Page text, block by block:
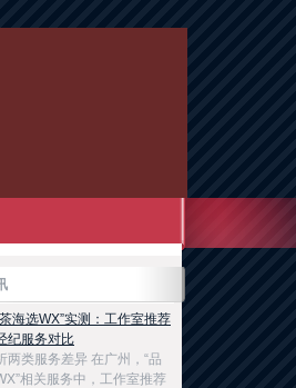
海选WX”实测：工作室推荐
纪服务对比
两类服务差异 在广州，“品
相关服务中，工作室推荐